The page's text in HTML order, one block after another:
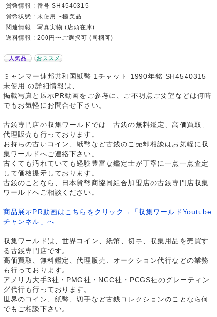
貨幣情報 : 番号 SH4540315
貨幣状態 : 未使用〜極美品
関連情報 : 写真実物 (店頭在庫)
送料情報 : 200円〜ご選択可 (同梱可)
人気品 おススメ
ミャンマー連邦共和国紙幣 1チャット 1990年銘 SH4540315
未使用 の詳細情報は、
掲載写真と展示PR動画をご参考に、ご不明点ご要望などは何時
でもお気軽にお問合せ下さい。
古銭専門店の収集ワールドでは、古銭の無料鑑定、高価買取、
代理販売も行っております。
お持ちの古いコイン、紙幣など古銭のご売却相談はお気軽に収
集ワールドへご連絡下さい。
古くても汚れていても経験豊富な鑑定士が丁寧に一点一点査定
して価格提示しております。
古銭のことなら、日本貨幣商協同組合加盟店の古銭専門店収集
ワールドへご相談ください。
商品展示PR動画はこちらをクリック→「収集ワールドYoutube
チャンネル」へ
収集ワールドは、世界コイン、紙幣、切手、収集用品を売買す
る古銭専門店です。
高価買取、無料鑑定、代理販売、オークション代行などの業務
も行っております。
アメリカ大手3社・PMG社・NGC社・PCGS社のグレーティン
グ代行も行っております。
世界のコイン、紙幣、切手など古銭コレクションのことなら何
でもご相談下さい。